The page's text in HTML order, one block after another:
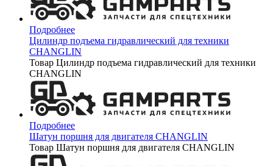
Подробнее
Цилиндр подъема гидравлический для техники
CHANGLIN
Товар Цилиндр подъема гидравлический для техники
CHANGLIN
Подробнее
Шатун поршня для двигателя CHANGLIN
Товар Шатун поршня для двигателя CHANGLIN